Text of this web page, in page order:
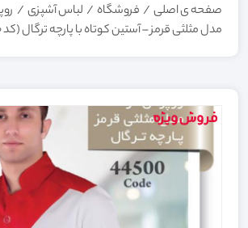
صفحه ی اصلی / فروشگاه / لباس آشپزی /
مدل مثلثی قرمز – آستین کوتاه با پارچه ترگال (کد 44500)